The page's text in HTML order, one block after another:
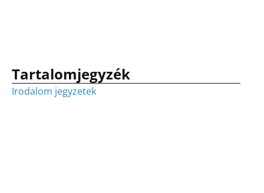
Tartalomjegyzék
Irodalom jegyzetek